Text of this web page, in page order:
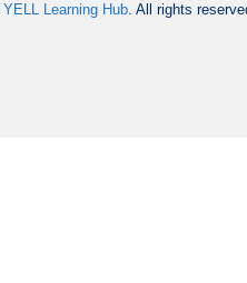
YELL Learning Hub. All rights